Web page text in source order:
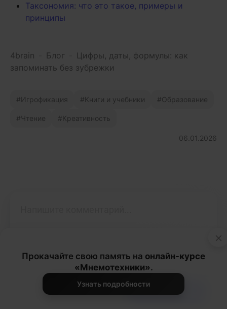
Таксономия: что это такое, примеры и
принципы
4brain Блог
Цифры, даты, формулы: как
запоминать без зубрежки
Игрофикация Книги и учебники Образование
Чтение Креативность
06.01.2026
Опубликовать
×
Прокачайте свою память на онлайн-курсе
«Мнемотехники».
Узнать подробности